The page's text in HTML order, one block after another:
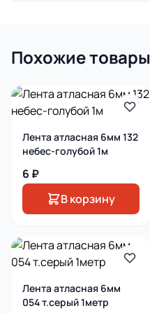
Похожие товары
Лента атласная 6мм 132
небес-голубой 1м
6 ₽
В корзину
Лента атласная 6мм
054 т.серый 1метр